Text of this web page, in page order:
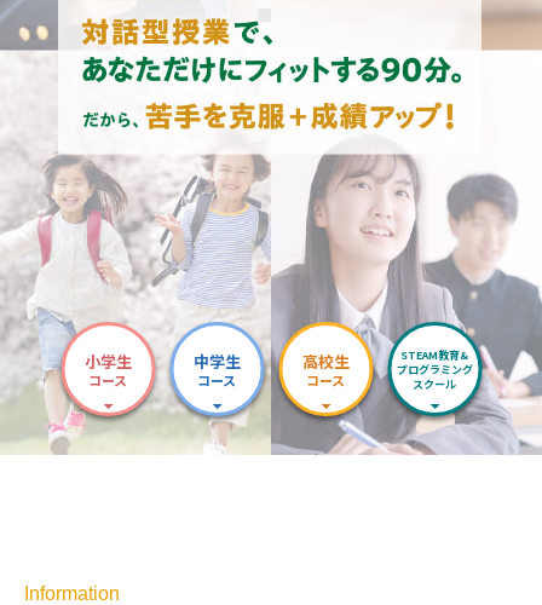
小学生
コース
中学生
コース
高校生
コース
STEAM教育&
プログラミング
スクール
Information